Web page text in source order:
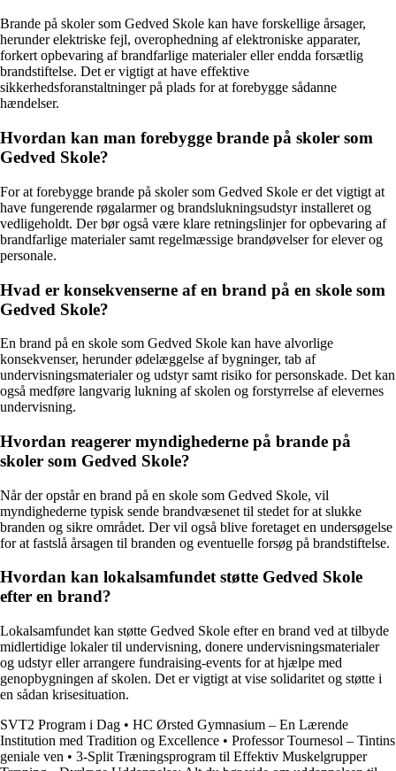
Brande på skoler som Gedved Skole kan have forskellige årsager,
herunder elektriske fejl, overophedning af elektroniske apparater,
forkert opbevaring af brandfarlige materialer eller endda forsætlig
brandstiftelse. Det er vigtigt at have effektive
sikkerhedsforanstaltninger på plads for at forebygge sådanne
hændelser.
Hvordan kan man forebygge brande på skoler som
Gedved Skole?
For at forebygge brande på skoler som Gedved Skole er det vigtigt at
have fungerende røgalarmer og brandslukningsudstyr installeret og
vedligeholdt. Der bør også være klare retningslinjer for opbevaring af
brandfarlige materialer samt regelmæssige brandøvelser for elever og
personale.
Hvad er konsekvenserne af en brand på en skole som
Gedved Skole?
En brand på en skole som Gedved Skole kan have alvorlige
konsekvenser, herunder ødelæggelse af bygninger, tab af
undervisningsmaterialer og udstyr samt risiko for personskade. Det kan
også medføre langvarig lukning af skolen og forstyrrelse af elevernes
undervisning.
Hvordan reagerer myndighederne på brande på
skoler som Gedved Skole?
Når der opstår en brand på en skole som Gedved Skole, vil
myndighederne typisk sende brandvæsenet til stedet for at slukke
branden og sikre området. Der vil også blive foretaget en undersøgelse
for at fastslå årsagen til branden og eventuelle forsøg på brandstiftelse.
Hvordan kan lokalsamfundet støtte Gedved Skole
efter en brand?
Lokalsamfundet kan støtte Gedved Skole efter en brand ved at tilbyde
midlertidige lokaler til undervisning, donere undervisningsmaterialer
og udstyr eller arrangere fundraising-events for at hjælpe med
genopbygningen af skolen. Det er vigtigt at vise solidaritet og støtte i
en sådan krisesituation.
SVT2 Program i Dag • HC Ørsted Gymnasium – En Lærende
Institution med Tradition og Excellence • Professor Tournesol – Tintins
geniale ven • 3-Split Træningsprogram til Effektiv Muskelgrupper